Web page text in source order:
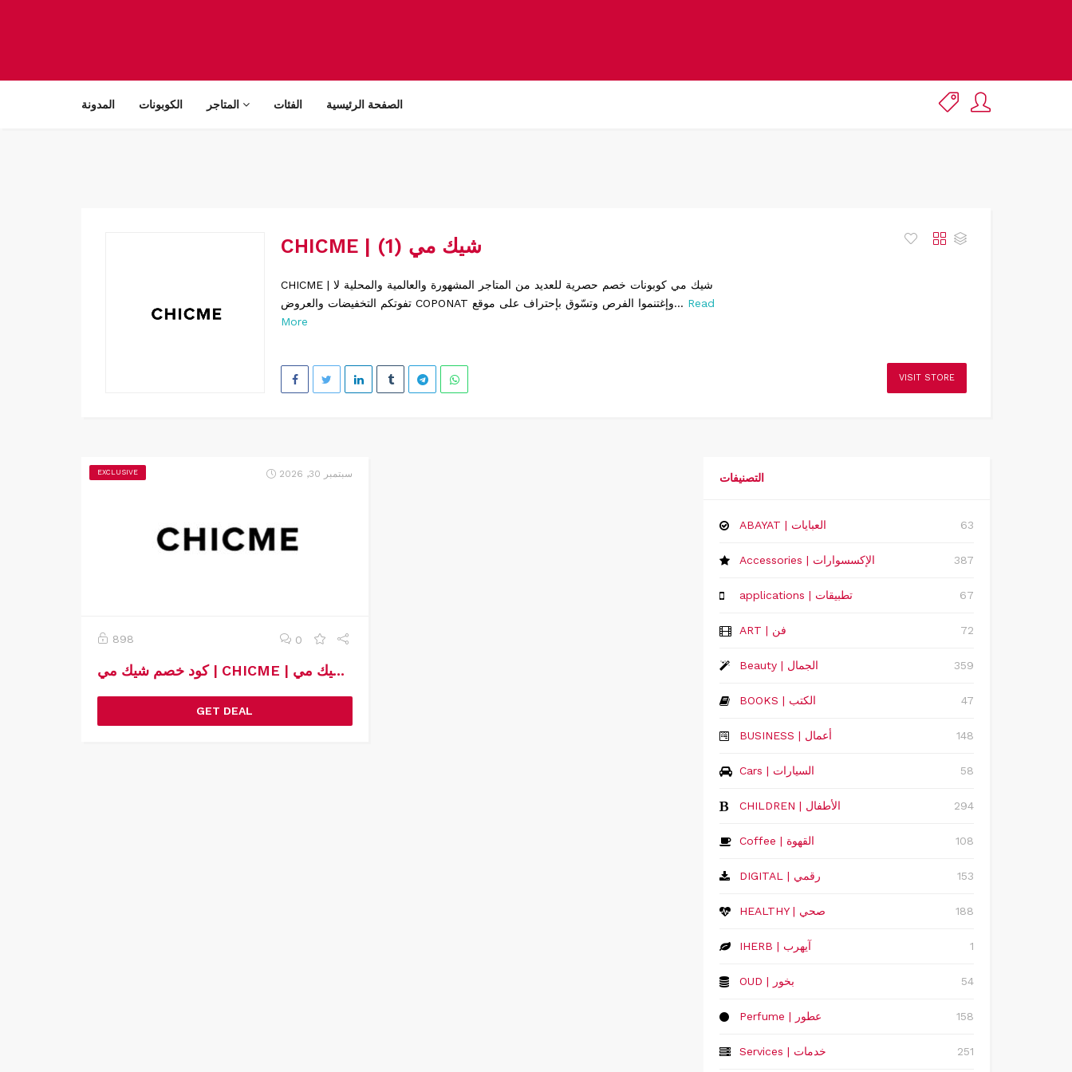
المدونة الكوبونات الفئات الصفحة الرئيسية
CHICME | شيك مي (1)
CHICME | شيك مي كوبونات خصم حصرية للعديد من المتاجر المشهورة والعالمية والمحلية لا
تفوتكم التخفيضات والعروض COPONAT وإغتنموا الفرص وتسّوق بإحتراف على موقع... Read
More
VISIT STORE
EXCLUSIVE سبتمبر 30, 2026
898 0
كود خصم شيك مي | CHICME | كوبون خصم شيك مي
GET DEAL
التصنيفات
ABAYAT | العبايات 63
Accessories | الإكسسوارات 387
applications | تطبيقات 67
ART | فن 72
Beauty | الجمال 359
BOOKS | الكتب 47
‏BUSINESS | أعمال 148
Cars | السيارات 58
CHILDREN | الأطفال 294
Coffee | القهوة 108
DIGITAL | رقمي 153
HEALTHY | صحي 188
IHERB | آيهرب 1
OUD | بخور 54
Perfume | عطور 158
Services | خدمات 251